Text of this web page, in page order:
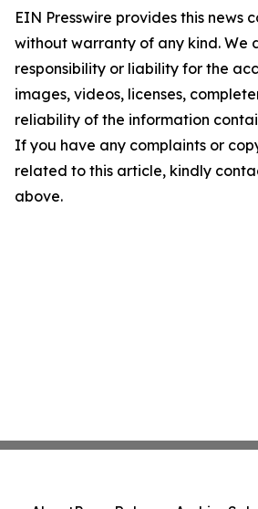
EIN Presswire provides this news
without warranty of any kind. We
responsibility or liability for the
images, videos, licenses,
reliability of the information
If you have any complaints or
related to this article, kindly
above.